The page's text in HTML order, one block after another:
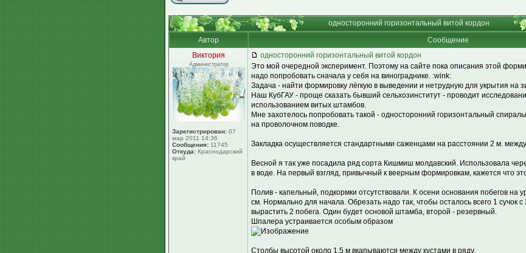
односторонний горизонтальный витой кордон
Автор
Сообщение
Виктория
Администратор
Зарегистрирован: 07
мар 2011 14:36
Сообщения: 11745
Откуда: Краснодарский
край
односторонний горизонтальный витой кордон
Это мой очередной эксперимент. Поэтому на сайте пока описания этой
надо попробовать сначала у себя на винограднике. :wink:
Задача - найти формировку лёгкую в выведении и нетрудную для укрытия на
Наш КубГАУ - проще сказать бывший сельхозинститут - проводит
использованием витых штамбов.
Мне захотелось попробовать такой - односторонний горизонтальный
на проволочном поводке.
Закладка осуществляется стандартными саженцами на расстоянии 2 м.
Весной я так уже посадила ряд сорта Кишмиш молдавский. Использовала
в воде. На первый взгляд, привычный к веерным формировкам, кажется что
Полив - капельный, подкормки отсутствовали. К осени основания побегов на
см. Нормально для начала. Обрезать надо так, чтобы осталось всего 1 сучок
вырастить 2 побега. Один будет основой штамба, второй - резервный.
Шпалера устраивается особым образом
Столбы высотой около 1,5 м вкапываются между кустами в ряду.